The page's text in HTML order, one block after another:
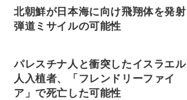
北朝鮮が日本海に向け飛翔体を発射
弾道ミサイルの可能性
パレスチナ人と衝突したイスラエル
人入植者、「フレンドリーファイ
ア」で死亡した可能性